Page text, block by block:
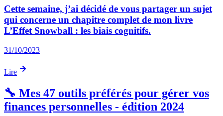
Cette semaine, j’ai décidé de vous partager un sujet
qui concerne un chapitre complet de mon livre
L’Effet Snowball : les biais cognitifs.
31/10/2023
Lire
🔧 Mes 47 outils préférés pour gérer vos
finances personnelles - édition 2024